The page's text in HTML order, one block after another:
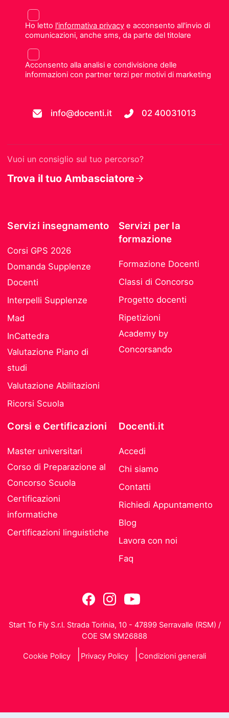
Ho letto l'informativa privacye acconsento all'invio di
comunicazioni, anche sms, da parte del titolare
Acconsento alla analisi e condivisione delle
informazioni con partner terzi per motivi di marketing
info@docenti.it 02 40031013
Vuoi un consiglio sul tuo percorso?
Trova il tuo Ambasciatore
Servizi insegnamento
Corsi GPS 2026
Domanda Supplenze
Docenti
Interpelli Supplenze
Mad
InCattedra
Valutazione Piano di
studi
Valutazione Abilitazioni
Ricorsi Scuola
Servizi per la
formazione
Formazione Docenti
Classi di Concorso
Progetto docenti
Ripetizioni
Academy by
Concorsando
Corsi e Certificazioni
Master universitari
Corso di Preparazione al
Concorso Scuola
Certificazioni
informatiche
Certificazioni linguistiche
Docenti.it
Accedi
Chi siamo
Contatti
Richiedi Appuntamento
Blog
Lavora con noi
Faq
Start To Fly S.r.l. Strada Torinia, 10 - 47899 Serravalle (RSM) /
COE SM SM26888
Cookie Policy Privacy Policy Condizioni generali